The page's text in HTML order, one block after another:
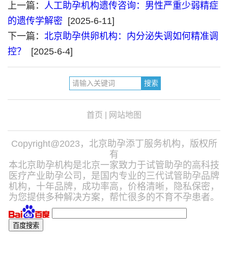
上一篇： 人工助孕机构遗传咨询：男性严重少弱精症
的遗传学解密
[2025-6-11]
下一篇： 北京助孕供卵机构：内分泌失调如何精准调
控？
[2025-6-4]
首页 网站地图
Copyright@2023，北京助孕添丁服务机构，版权所
有
本北京助孕机构是北京一家致力于试管助孕的高科技
医疗产业助孕公司，是国内专业的三代试管助孕品牌
机构，十年品牌，成功率高，价格清晰，隐私保密，
为您提供多种解决方案，帮忙很多的不育不孕患者。